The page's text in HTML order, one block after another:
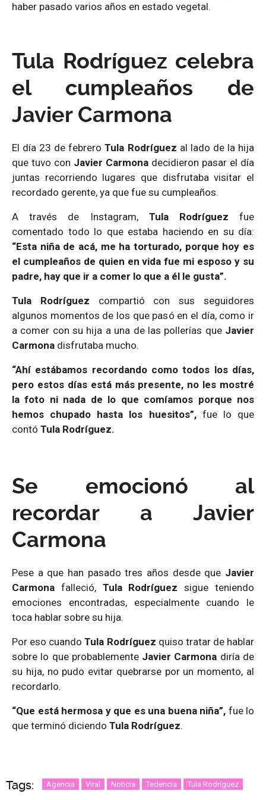
haber pasado varios años en estado vegetal.
Tula Rodríguez celebra
el cumpleaños de
Javier Carmona
El día 23 de febreroTula Rodríguez al lado de la hija
que tuvo con Javier Carmona decidieron pasar el día
juntas recorriendo lugares que disfrutaba visitar el
recordado gerente, ya que fue su cumpleaños.
A través de Instagram, Tula Rodríguez fue
comentado todo lo que estaba haciendo en su día:
“Esta niña de acá, me ha torturado, porque hoy es
el cumpleaños de quien en vida fue mi esposo y su
padre, hay que ir a comer lo que a él le gusta”.
Tula Rodríguez compartió con sus seguidores
algunos momentos de los que pasó en el día, como ir
a comer con su hija a una de las pollerías que Javier
Carmona disfrutaba mucho.
“Ahí estábamos recordando como todos los días,
pero estos días está más presente, no les mostré
la foto ni nada de lo que comíamos porque nos
hemos chupado hasta los huesitos”,fue lo que
contó Tula Rodríguez.
Se emocionó al
recordar a Javier
Carmona
Pese a que han pasado tres años desde que Javier
Carmona falleció, Tula Rodríguez sigue teniendo
emociones encontradas, especialmente cuando le
toca hablar sobre su hija.
Por eso cuandoTula Rodríguez quiso tratar de hablar
sobre lo que probablemente Javier Carmona diría de
su hija, no pudo evitar quebrarse por un momento, al
recordarlo.
“Que está hermosa y que es una buena niña”, fue lo
que terminó diciendo Tula Rodríguez.
Tags: Agencia Viral Noticia Tedencia Tula Rodríguez